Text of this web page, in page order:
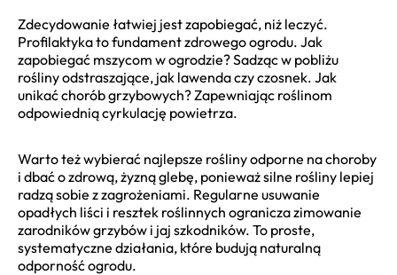
Zdecydowanie łatwiej jest zapobiegać, niż leczyć.
Profilaktyka to fundament zdrowego ogrodu. Jak
zapobiegać mszycom w ogrodzie? Sadząc w pobliżu
rośliny odstraszające, jak lawenda czy czosnek. Jak
unikać chorób grzybowych? Zapewniając roślinom
odpowiednią cyrkulację powietrza.
Warto też wybierać najlepsze rośliny odporne na choroby
i dbać o zdrową, żyzną glebę, ponieważ silne rośliny lepiej
radzą sobie z zagrożeniami. Regularne usuwanie
opadłych liści i resztek roślinnych ogranicza zimowanie
zarodników grzybów i jaj szkodników. To proste,
systematyczne działania, które budują naturalną
odporność ogrodu.